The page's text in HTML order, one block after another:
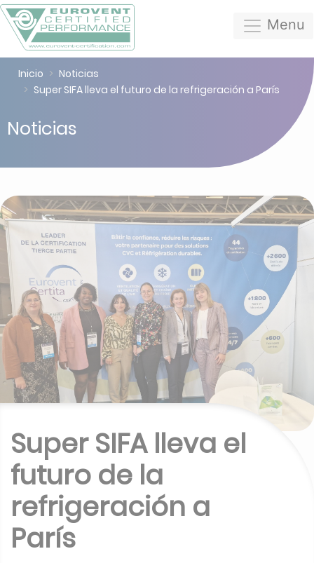
Menu
Inicio
Noticias
Super SIFA lleva el futuro de la refrigeración a París
Noticias
Super SIFA lleva el
futuro de la
refrigeración a
París